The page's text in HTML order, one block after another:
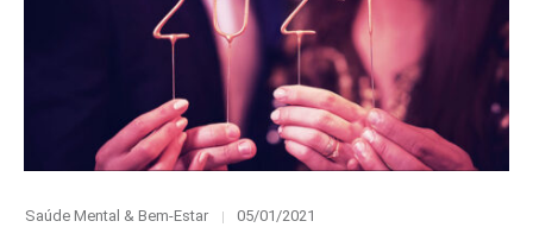
Category
Saúde Mental & Bem-Estar
Posted
05/01/2021